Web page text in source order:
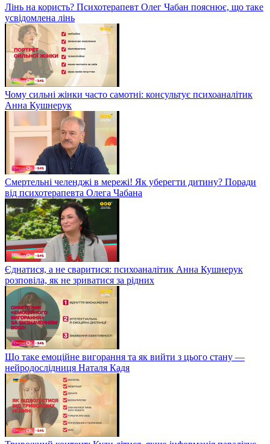
Лінь на користь? Психотерапевт Олег Чабан пояснює, що таке
усвідомлена лінь
Чому сильні жінки часто самотні: консультує психоаналітик
Анна Кушнерук
Смертельні челенджі в мережі! Як уберегти дитину? Поради
від психотерапевта Олега Чабана
Єднатися, а не сваритися: психоаналітик Анна Кушнерук
розповіла, як не зриватися за рідних
Що таке емоційне вигорання та як вийти з цього стану —
нейродослідниця Наталя Кадя